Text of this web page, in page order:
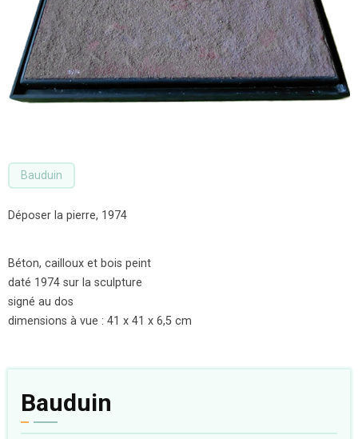
Bauduin
Déposer la pierre, 1974
Béton, cailloux et bois peint
daté 1974 sur la sculpture
signé au dos
dimensions à vue : 41 x 41 x 6,5 cm
Bauduin